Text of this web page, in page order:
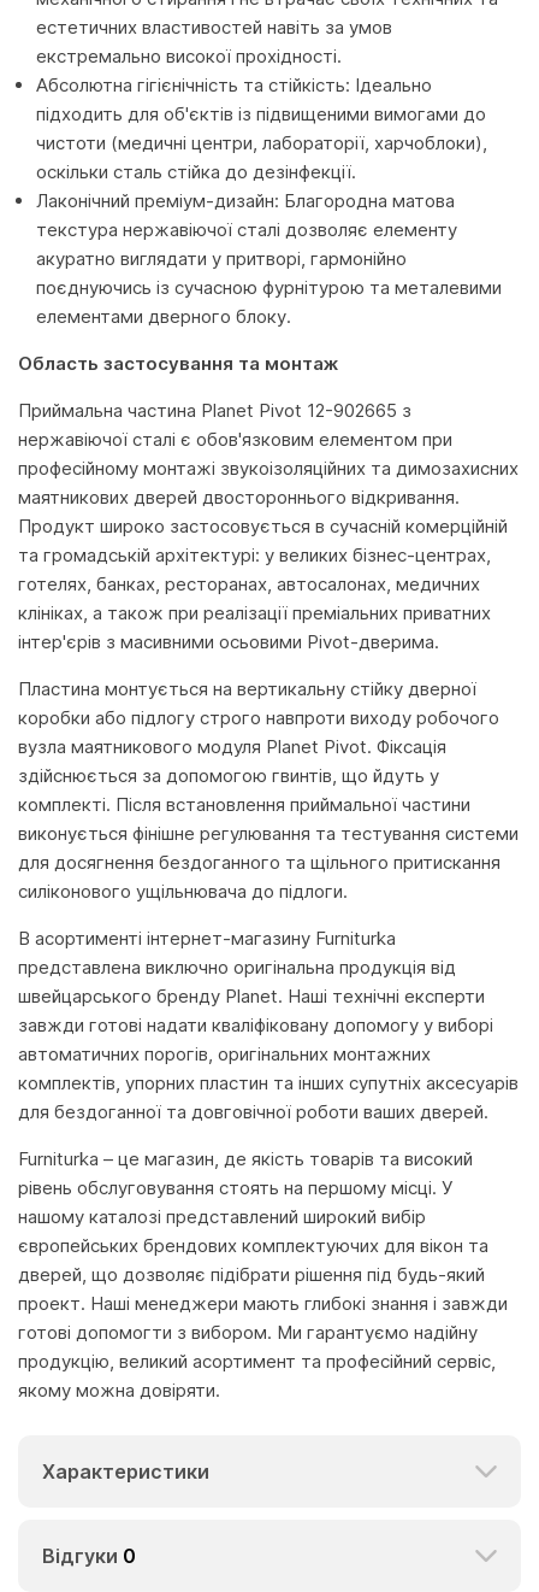
естетичних властивостей навіть за умов
екстремально високої прохідності.
Абсолютна гігієнічність та стійкість: Ідеально
підходить для об'єктів із підвищеними вимогами до
чистоти (медичні центри, лабораторії, харчоблоки),
оскільки сталь стійка до дезінфекції.
Лаконічний преміум-дизайн: Благородна матова
текстура нержавіючої сталі дозволяє елементу
акуратно виглядати у притворі, гармонійно
поєднуючись із сучасною фурнітурою та металевими
елементами дверного блоку.
Область застосування та монтаж
Приймальна частина Planet Pivot 12-902665 з
нержавіючої сталі є обов'язковим елементом при
професійному монтажі звукоізоляційних та димозахисних
маятникових дверей двостороннього відкривання.
Продукт широко застосовується в сучасній комерційній
та громадській архітектурі: у великих бізнес-центрах,
готелях, банках, ресторанах, автосалонах, медичних
клініках, а також при реалізації преміальних приватних
інтер'єрів з масивними осьовими Pivot-дверима.
Пластина монтується на вертикальну стійку дверної
коробки або підлогу строго навпроти виходу робочого
вузла маятникового модуля Planet Pivot. Фіксація
здійснюється за допомогою гвинтів, що йдуть у
комплекті. Після встановлення приймальної частини
виконується фінішне регулювання та тестування системи
для досягнення бездоганного та щільного притискання
силіконового ущільнювача до підлоги.
В асортименті інтернет-магазину Furniturka
представлена виключно оригінальна продукція від
швейцарського бренду Planet. Наші технічні експерти
завжди готові надати кваліфіковану допомогу у виборі
автоматичних порогів, оригінальних монтажних
комплектів, упорних пластин та інших супутніх аксесуарів
для бездоганної та довговічної роботи ваших дверей.
Furniturka – це магазин, де якість товарів та високий
рівень обслуговування стоять на першому місці. У
нашому каталозі представлений широкий вибір
європейських брендових комплектуючих для вікон та
дверей, що дозволяє підібрати рішення під будь-який
проект. Наші менеджери мають глибокі знання і завжди
готові допомогти з вибором. Ми гарантуємо надійну
продукцію, великий асортимент та професійний сервіс,
якому можна довіряти.
Характеристики
Відгуки 0